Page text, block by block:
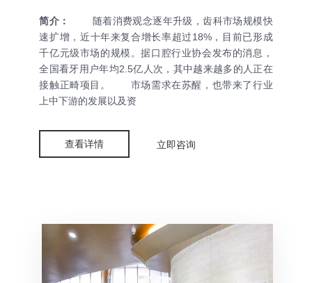
简介：
随着消费观念逐年升级，齿科市场规模快
速扩增，近十年来复合增长率超过18%，目前已形成
千亿元级市场的规模。据口腔行业协会发布的消息，
全国看牙用户年均2.5亿人次，其中越来越多的人正在
接触正畸项目。 市场需求在苏醒，也带来了行业
上中下游的发展以及资
查看详情 立即咨询